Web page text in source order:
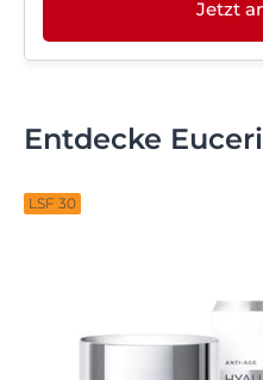
Jetzt
Entdecke
LSF 30